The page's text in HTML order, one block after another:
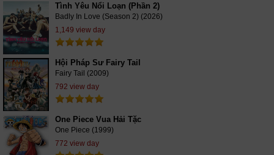
Tình Yêu Nổi Loạn (Phần 2)
Badly In Love (Season 2) (2026)
1,149 view day
Hội Pháp Sư Fairy Tail
Fairy Tail (2009)
792 view day
One Piece Vua Hải Tặc
One Piece (1999)
772 view day